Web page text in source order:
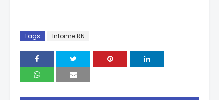
Tags Informe RN